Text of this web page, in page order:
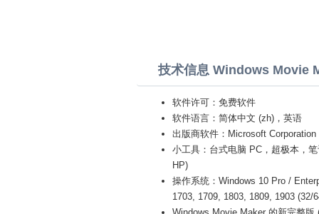
技术信息 Windows Movie
软件许可：免费软件
软件语言：简体中文 (zh)，英语
出版商软件：Microsoft Corporation
小工具：台式电脑 PC，超极本，
HP)
操作系统：Windows 10 Pro /
1703, 1709, 1803, 1809, 1903 (32/